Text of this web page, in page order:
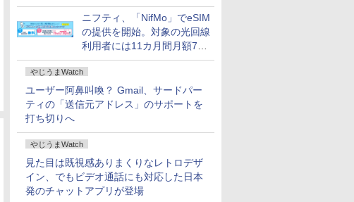
ョンへの更新を呼び掛け
ニフティ、「NifMo」でeSIM
の提供を開始。対象の光回線
利用者には11カ月間月額770
円割引のキャンペーン
やじうまWatch
ユーザー阿鼻叫喚？ Gmail、サードパー
ティの「送信元アドレス」のサポートを
打ち切りへ
やじうまWatch
見た目は既視感ありまくりなレトロデザ
イン、でもビデオ通話にも対応した日本
発のチャットアプリが登場